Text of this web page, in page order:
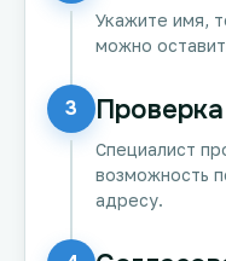
Укажите имя,
можно
3
Специалист
возможность
адресу.